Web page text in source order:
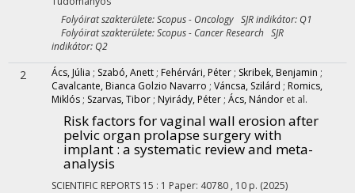
Folyóirat szakterülete: Scopus - Oncology SJR indikátor: Q1
Folyóirat szakterülete: Scopus - Cancer Research SJR
indikátor: Q2
2 Ács, Júlia ; Szabó, Anett ; Fehérvári, Péter ; Skribek, Benjamin ;
Cavalcante, Bianca Golzio Navarro ; Váncsa, Szilárd ; Romics,
Miklós ; Szarvas, Tibor ; Nyirády, Péter ; Ács, Nándor et al.
Risk factors for vaginal wall erosion after
pelvic organ prolapse surgery with
implant : a systematic review and meta-
analysis
SCIENTIFIC REPORTS 15 : 1 Paper: 40780 , 10 p. (2025)